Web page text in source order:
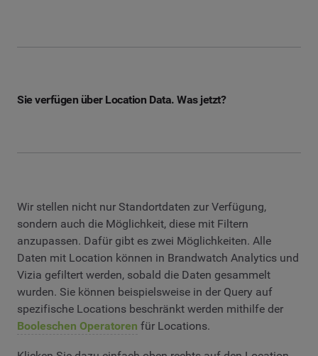
Sie verfügen über Location Data. Was jetzt?
Wir stellen nicht nur Standortdaten zur Verfügung,
sondern auch die Möglichkeit, diese mit Filtern
anzupassen. Dafür gibt es zwei Möglichkeiten. Alle
Daten mit Location können in Brandwatch Analytics und
Vizia gefiltert werden, sobald die Daten gesammelt
wurden. Sie können beispielsweise in der Query auf
spezifische Locations beschränkt werden mithilfe der
Booleschen Operatoren für Locations.